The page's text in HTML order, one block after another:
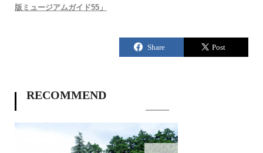
版ミュージアムガイド55」
RECOMMEND